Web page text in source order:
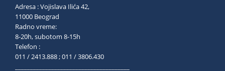
Adresa : Vojislava Ilića 42,
11000 Beograd
Radno vreme:
8-20h, subotom 8-15h
Telefon :
011 / 2413.888 ; 011 / 3806.430